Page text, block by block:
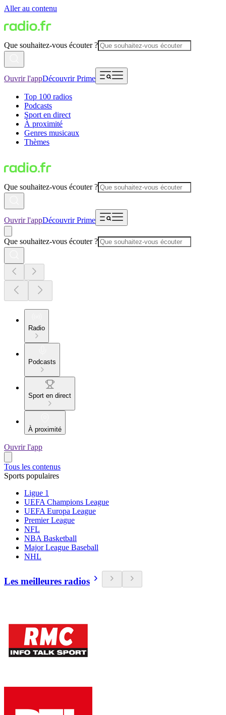
Aller au contenu
Que souhaitez-vous écouter ?
Ouvrir l'appDécouvrir Prime
Top 100 radios
Podcasts
Sport en direct
À proximité
Genres musicaux
Thèmes
Que souhaitez-vous écouter ?
Ouvrir l'appDécouvrir Prime
Que souhaitez-vous écouter ?
Radio
Podcasts
Sport en direct
À proximité
Ouvrir l'app
Tous les contenus
Sports populaires
Ligue 1
UEFA Champions League
UEFA Europa League
Premier League
NFL
NBA Basketball
Major League Baseball
NHL
Les meilleures radios